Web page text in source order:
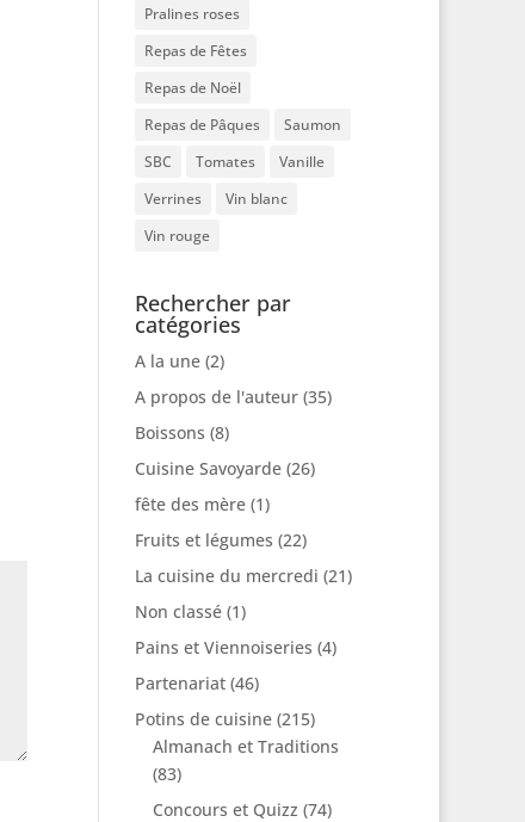
Pralines roses
Repas de Fêtes
Repas de Noël
Repas de Pâques
Saumon
SBC
Tomates
Vanille
Verrines
Vin blanc
Vin rouge
Rechercher par
catégories
A la une(2)
A propos de l'auteur(35)
Boissons (8)
Cuisine Savoyarde(26)
fête des mère(1)
Fruits et légumes (22)
La cuisine du mercredi (21)
Non classé(1)
Pains et Viennoiseries (4)
Partenariat(46)
Potins de cuisine(215)
Almanach et Traditions
(83)
Concours et Quizz (74)